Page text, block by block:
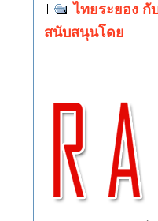
ไทยระยอง กั
สนับสนุนโดย